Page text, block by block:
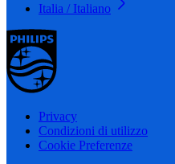
Italia / Italiano
Privacy
Condizioni di utilizzo
Cookie Preferenze